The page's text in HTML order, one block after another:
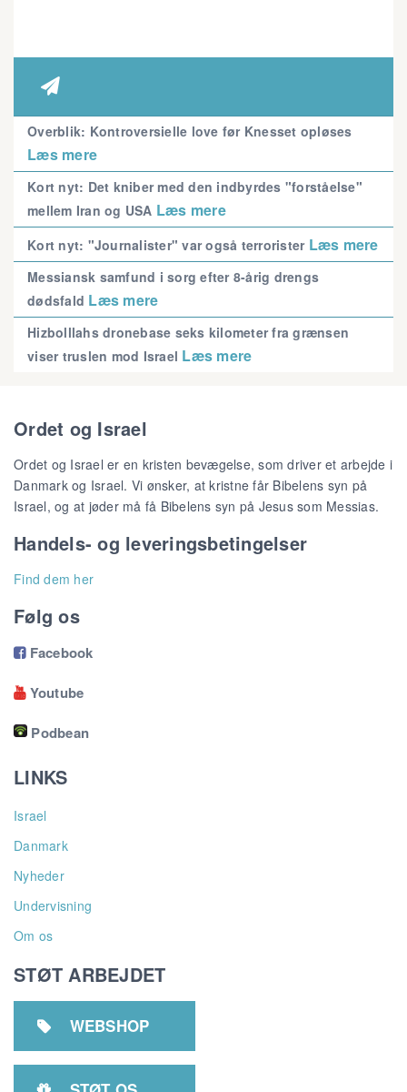

Overblik: Kontroversielle love før Knesset opløses
Læs mere
Kort nyt: Det kniber med den indbyrdes "forståelse"
mellem Iran og USA Læs mere
Kort nyt: "Journalister" var også terrorister Læs mere
Messiansk samfund i sorg efter 8-årig drengs
dødsfald Læs mere
Hizbolllahs dronebase seks kilometer fra grænsen
viser truslen mod Israel Læs mere
Ordet og Israel
Ordet og Israel er en kristen bevægelse, som driver et arbejde i
Danmark og Israel. Vi ønsker, at kristne får Bibelens syn på
Israel, og at jøder må få Bibelens syn på Jesus som Messias.
Handels- og leveringsbetingelser
Find dem her
Følg os
Facebook
Youtube
Podbean
LINKS
Israel
Danmark
Nyheder
Undervisning
Om os
STØT ARBEJDET
 WEBSHOP